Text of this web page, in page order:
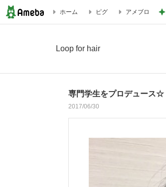
ホーム ピグ アメブロ
Loop for hair
専門学生をプロデュース☆
2017/06/30